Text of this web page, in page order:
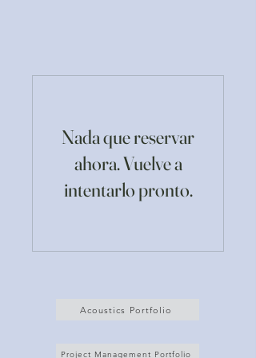
Nada que reservar
ahora. Vuelve a
intentarlo pronto.
Acoustics Portfolio
Project Management Portfolio